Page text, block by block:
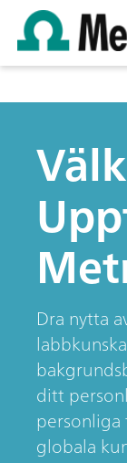
Dra nytta
ditt
personliga
globala